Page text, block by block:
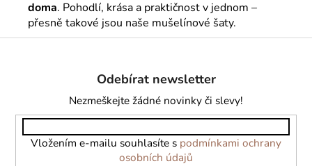
doma. Pohodlí, krása a praktičnost v jednom –
přesně takové jsou naše mušelínové šaty.
Odebírat newsletter
Nezmeškejte žádné novinky či slevy!
Vložením e-mailu souhlasíte s podmínkami ochrany
osobních údajů